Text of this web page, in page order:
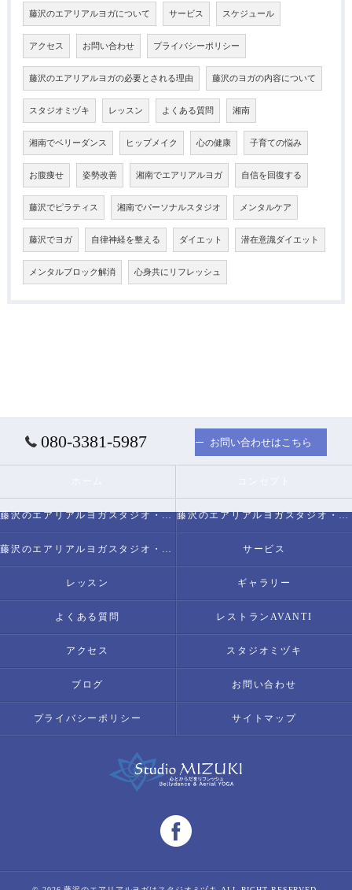
藤沢のエアリアルヨガについて サービス スケジュール
アクセス お問い合わせ プライバシーポリシー
藤沢のエアリアルヨガの必要とされる理由 藤沢のヨガの内容について
スタジオミヅキ レッスン よくある質問 湘南
湘南でベリーダンス ヒップメイク 心の健康 子育ての悩み
お腹痩せ 姿勢改善 湘南でエアリアルヨガ 自信を回復する
藤沢でピラティス 湘南でパーソナルスタジオ メンタルケア
藤沢でヨガ 自律神経を整える ダイエット 潜在意識ダイエット
メンタルブロック解消 心身共にリフレッシュ
080-3381-5987 お問い合わせはこちら
藤沢のエアリアルヨガスタジオ・スタジオミヅキについて 藤沢のエアリアルヨガスタジオ・スタジオミヅキの必要とされる理由
藤沢のエアリアルヨガスタジオ・スタジオミヅキの内容について サービス
レッスン ギャラリー
よくある質問 レストランAVANTI
アクセス スタジオミヅキ
ブログ お問い合わせ
プライバシーポリシー サイトマップ